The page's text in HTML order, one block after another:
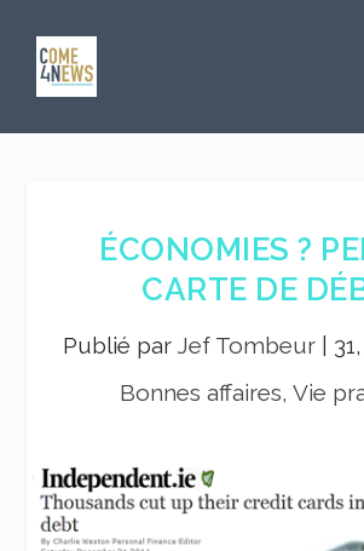
ÉCONOMIES ?
CARTE DE
Publié par Jef Tombeur
Bonnes affaires, Vie